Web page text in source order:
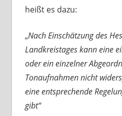
heißt es dazu:
„Nach Einschätzung des
Landkreistages kann eine
oder ein einzelner
Tonaufnahmen nicht
eine entsprechende
gibt“